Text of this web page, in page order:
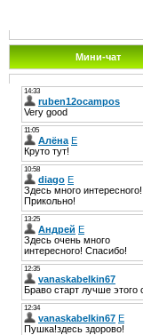
Мини-чат